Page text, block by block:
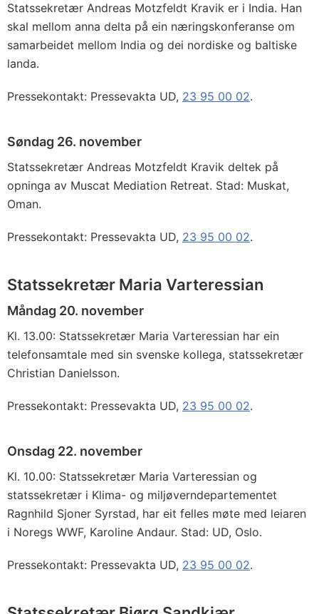
Statssekretær Andreas Motzfeldt Kravik er i India. Han
skal mellom anna delta på ein næringskonferanse om
samarbeidet mellom India og dei nordiske og baltiske
landa.
Pressekontakt: Pressevakta UD, 23 95 00 02.
Søndag 26. november
Statssekretær Andreas Motzfeldt Kravik deltek på
opninga av Muscat Mediation Retreat. Stad: Muskat,
Oman.
Pressekontakt: Pressevakta UD, 23 95 00 02.
Statssekretær Maria Varteressian
Måndag 20. november
Kl. 13.00: Statssekretær Maria Varteressian har ein
telefonsamtale med sin svenske kollega, statssekretær
Christian Danielsson.
Pressekontakt: Pressevakta UD, 23 95 00 02.
Onsdag 22. november
Kl. 10.00: Statssekretær Maria Varteressian og
statssekretær i Klima- og miljøverndepartementet
Ragnhild Sjoner Syrstad, har eit felles møte med leiaren
i Noregs WWF, Karoline Andaur. Stad: UD, Oslo.
Pressekontakt: Pressevakta UD, 23 95 00 02.